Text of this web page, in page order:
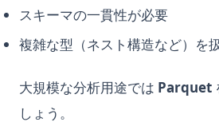
スキーマの一貫性が必要
複雑な型（ネスト構造など）を
大規模な分析用途では Parquet
しょう。